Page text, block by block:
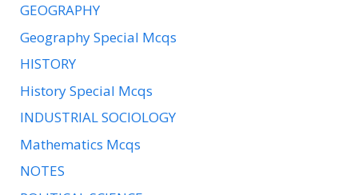
GEOGRAPHY
Geography Special Mcqs
HISTORY
History Special Mcqs
INDUSTRIAL SOCIOLOGY
Mathematics Mcqs
NOTES